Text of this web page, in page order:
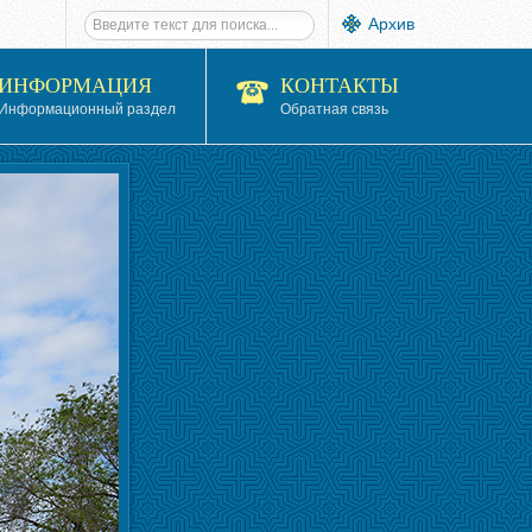
Архив
Информационный раздел
КОНТАКТЫ
Обратная связь